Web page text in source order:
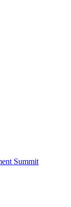
Summit